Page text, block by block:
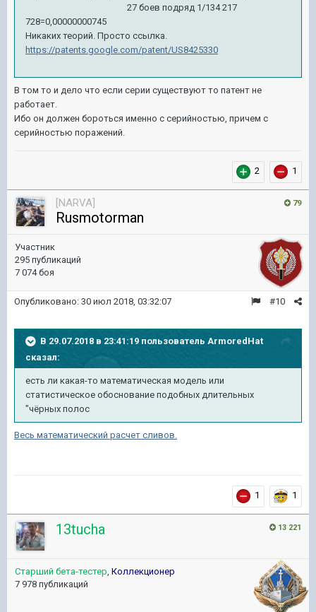
27 боев подряд 1/134 217
728=0,00000000745
Никаких теорий. Просто ссылка.
https://patents.google.com/patent/US8425330
В том то и дело что если серии существуют то патент не
работает.
Ибо он должен бороться именно с серийностью, причем с
серийностью поражений.
2 1
79
[NARVA]
Rusmotorman
Участник
295 публикаций
7 074 боя
#10
Опубликовано: 30 июл 2018, 03:32:07
В 29.07.2018 в 23:41:19 пользователь ArmoredHat
сказал:
есть ли какая-то математическая модель или
статистическое обоснование подобных длительных
"чёрных полос
Весь математический расчет сливов.
1 1
13 221
13tucha
Старший бета-тестер Коллекционер
7 978 публикаций